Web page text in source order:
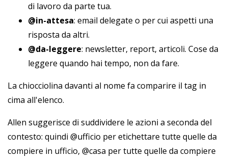
di lavoro da parte tua.
@in-attesa: email delegate o per cui aspetti una
risposta da altri.
@da-leggere: newsletter, report, articoli. Cose da
leggere quando hai tempo, non da fare.
La chiocciolina davanti al nome fa comparire il tag in
cima all'elenco.
Allen suggerisce di suddividere le azioni a seconda del
contesto: quindi @ufficio per etichettare tutte quelle da
compiere in ufficio, @casa per tutte quelle da compiere